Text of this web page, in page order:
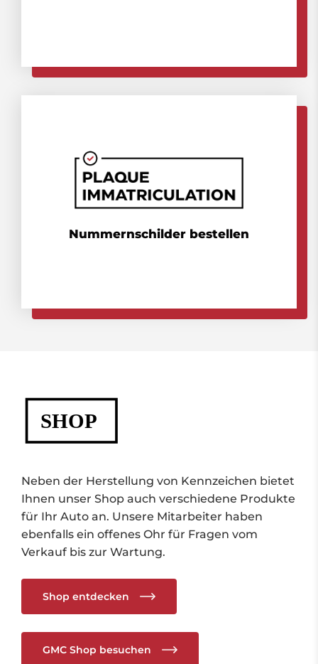
Nummernschilder bestellen
Neben der Herstellung von Kennzeichen bietet
Ihnen unser Shop auch verschiedene Produkte
für Ihr Auto an. Unsere Mitarbeiter haben
ebenfalls ein offenes Ohr für Fragen vom
Verkauf bis zur Wartung.
Shop entdecken
GMC Shop besuchen